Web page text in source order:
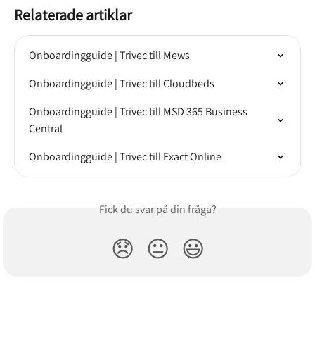
Relaterade artiklar
Onboardingguide | Trivec till Mews
Onboardingguide | Trivec till Cloudbeds
Onboardingguide | Trivec till MSD 365 Business
Central
Onboardingguide | Trivec till Exact Online
Fick du svar på din fråga?
😞 😐 😃